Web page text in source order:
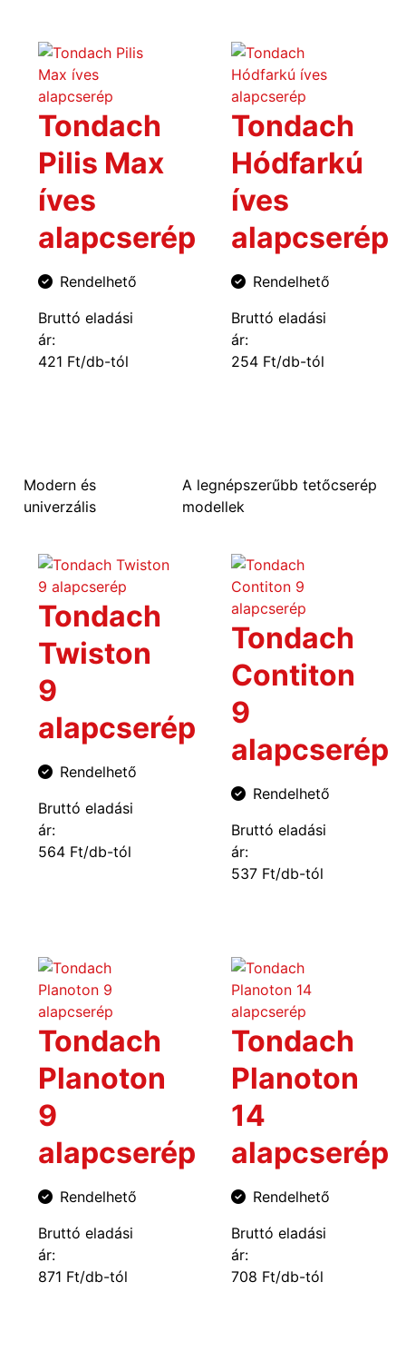
Tondach
Pilis Max
íves
alapcserép
Rendelhető
Bruttó eladási
ár:
421 Ft/db-tól
Tondach
Hódfarkú
íves
alapcserép
Rendelhető
Bruttó eladási
ár:
254 Ft/db-tól
Modern és
univerzális
A legnépszerűbb tetőcserép
modellek
Tondach
Twiston
9
alapcserép
Rendelhető
Bruttó eladási
ár:
564 Ft/db-tól
Tondach
Contiton
9
alapcserép
Rendelhető
Bruttó eladási
ár:
537 Ft/db-tól
Tondach
Planoton
9
alapcserép
Rendelhető
Bruttó eladási
ár:
871 Ft/db-tól
Tondach
Planoton
14
alapcserép
Rendelhető
Bruttó eladási
ár:
708 Ft/db-tól